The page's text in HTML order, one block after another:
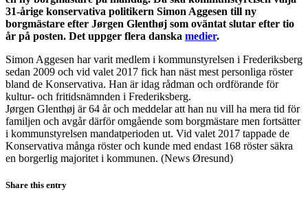
31-årige konservativa politikern Simon Aggesen till ny
borgmästare efter Jørgen Glenthøj som oväntat slutar efter tio
år på posten. Det uppger flera danska medier.
Simon Aggesen har varit medlem i kommunstyrelsen i Frederiksberg
sedan 2009 och vid valet 2017 fick han näst mest personliga röster
bland de Konservativa. Han är idag rådman och ordförande för
kultur- och fritidsnämnden i Frederiksberg.
Jørgen Glenthøj är 64 år och meddelar att han nu vill ha mera tid för
familjen och avgår därför omgående som borgmästare men fortsätter
i kommunstyrelsen mandatperioden ut. Vid valet 2017 tappade de
Konservativa många röster och kunde med endast 168 röster säkra
en borgerlig majoritet i kommunen. (News Øresund)
Share this entry